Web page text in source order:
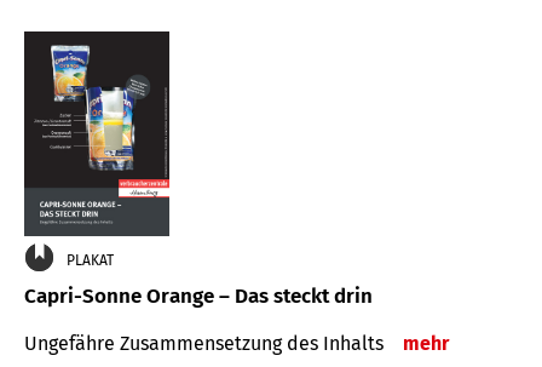
PLAKAT
Capri-Sonne Orange – Das steckt drin
Ungefähre Zu­sammen­setzung des Inhalts mehr